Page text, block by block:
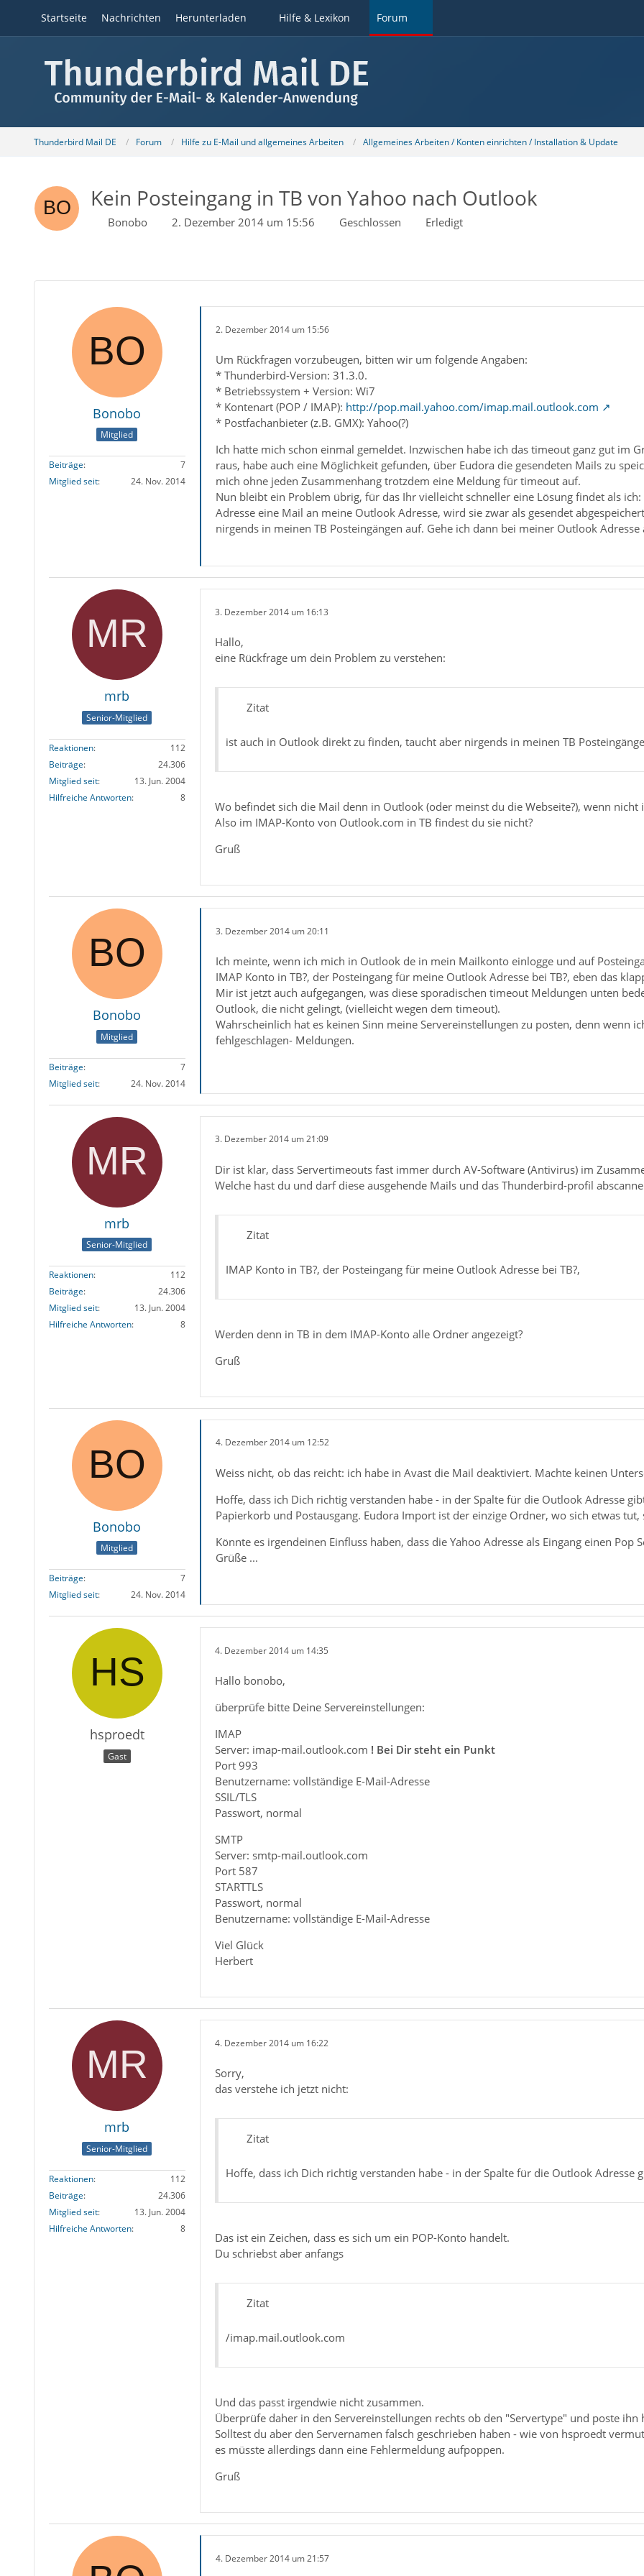
Startseite Nachrichten Herunterladen Hilfe & Lexikon Forum
Thunderbird Mail DE Forum Hilfe zu E-Mail und allgemeines Arbeiten Allgemeines Arbeiten / Konten einrichten / Installation & Update
Kein Posteingang in TB von Yahoo nach Outlook
Bonobo 2. Dezember 2014 um 15:56 Geschlossen Erledigt
Bonobo
Mitglied
Beiträge
7
Mitglied seit
24. Nov. 2014
2. Dezember 2014 um 15:56
Um Rückfragen vorzubeugen, bitten wir um folgende Angaben:
* Thunderbird-Version: 31.3.0.
* Betriebssystem + Version: Wi7
* Kontenart (POP / IMAP): http://pop.mail.yahoo.com/imap.mail.outlook.com
* Postfachanbieter (z.B. GMX): Yahoo(?)
Ich hatte mich schon einmal gemeldet. Inzwischen habe ich das timeout ganz gut im
raus, habe auch eine Möglichkeit gefunden, über Eudora die gesendeten Mails zu
mich ohne jeden Zusammenhang trotzdem eine Meldung für timeout auf.
Nun bleibt ein Problem übrig, für das Ihr vielleicht schneller eine Lösung findet als
Adresse eine Mail an meine Outlook Adresse, wird sie zwar als gesendet
nirgends in meinen TB Posteingängen auf. Gehe ich dann bei meiner Outlook
mrb
Senior-Mitglied
Reaktionen
112
Beiträge
24.306
Mitglied seit
13. Jun. 2004
Hilfreiche Antworten
8
3. Dezember 2014 um 16:13
Hallo,
eine Rückfrage um dein Problem zu verstehen:
Zitat
ist auch in Outlook direkt zu finden, taucht aber nirgends in meinen TB
Wo befindet sich die Mail denn in Outlook (oder meinst du die Webseite?), wenn nicht
Also im IMAP-Konto von Outlook.com in TB findest du sie nicht?
Gruß
Bonobo
Mitglied
Beiträge
7
Mitglied seit
24. Nov. 2014
3. Dezember 2014 um 20:11
Ich meinte, wenn ich mich in Outlook de in mein Mailkonto einlogge und auf
IMAP Konto in TB?, der Posteingang für meine Outlook Adresse bei TB?, eben das
Mir ist jetzt auch aufgegangen, was diese sporadischen timeout Meldungen unten
Outlook, die nicht gelingt, (vielleicht wegen dem timeout).
Wahrscheinlich hat es keinen Sinn meine Servereinstellungen zu posten, denn wenn
fehlgeschlagen- Meldungen.
mrb
Senior-Mitglied
Reaktionen
112
Beiträge
24.306
Mitglied seit
13. Jun. 2004
Hilfreiche Antworten
8
3. Dezember 2014 um 21:09
Dir ist klar, dass Servertimeouts fast immer durch AV-Software (Antivirus) im
Welche hast du und darf diese ausgehende Mails und das Thunderbird-profil
Zitat
IMAP Konto in TB?, der Posteingang für meine Outlook Adresse bei TB?,
Werden denn in TB in dem IMAP-Konto alle Ordner angezeigt?
Gruß
Bonobo
Mitglied
Beiträge
7
Mitglied seit
24. Nov. 2014
4. Dezember 2014 um 12:52
Weiss nicht, ob das reicht: ich habe in Avast die Mail deaktiviert. Machte keinen
Hoffe, dass ich Dich richtig verstanden habe - in der Spalte für die Outlook Adresse
Papierkorb und Postausgang. Eudora Import ist der einzige Ordner, wo sich etwas
Könnte es irgendeinen Einfluss haben, dass die Yahoo Adresse als Eingang einen
Grüße ...
hsproedt
Gast
4. Dezember 2014 um 14:35
Hallo bonobo,
überprüfe bitte Deine Servereinstellungen:
IMAP
Server: imap-mail.outlook.com ! Bei Dir steht ein Punkt
Port 993
Benutzername: vollständige E-Mail-Adresse
SSIL/TLS
Passwort, normal
SMTP
Server: smtp-mail.outlook.com
Port 587
STARTTLS
Passwort, normal
Benutzername: vollständige E-Mail-Adresse
Viel Glück
Herbert
mrb
Senior-Mitglied
Reaktionen
112
Beiträge
24.306
Mitglied seit
13. Jun. 2004
Hilfreiche Antworten
8
4. Dezember 2014 um 16:22
Sorry,
das verstehe ich jetzt nicht:
Zitat
Hoffe, dass ich Dich richtig verstanden habe - in der Spalte für die Outlook Adresse
Das ist ein Zeichen, dass es sich um ein POP-Konto handelt.
Du schriebst aber anfangs
Zitat
/imap.mail.outlook.com
Und das passt irgendwie nicht zusammen.
Überprüfe daher in den Servereinstellungen rechts ob den "Servertype" und poste ihn
Solltest du aber den Servernamen falsch geschrieben haben - wie von hsproedt
es müsste allerdings dann eine Fehlermeldung aufpoppen.
Gruß
4. Dezember 2014 um 21:57